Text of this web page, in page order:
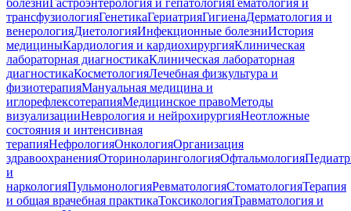
трансфузиологияГенетикаГериатрияГигиенаДерматология и
венерологияДиетологияИнфекционные болезниИстория
медициныКардиология и кардиохирургияКлиническая
лабораторная диагностикаКлиническая лабораторная
диагностикаКосметологияЛечебная физкультура и
физиотерапияМануальная медицина и
иглорефлексотерапияМедицинское правоМетоды
визуализацииНеврология и нейрохирургияНеотложные
состояния и интенсивная
терапияНефрологияОнкологияОрганизация
здравоохраненияОториноларингологияОфтальмология
и
наркологияПульмонологияРевматологияСтоматологияТерапия
и общая врачебная практикаТоксикологияТравматология и